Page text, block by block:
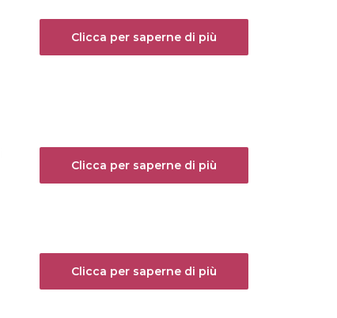
Clicca per saperne di più
Clicca per saperne di più
Clicca per saperne di più